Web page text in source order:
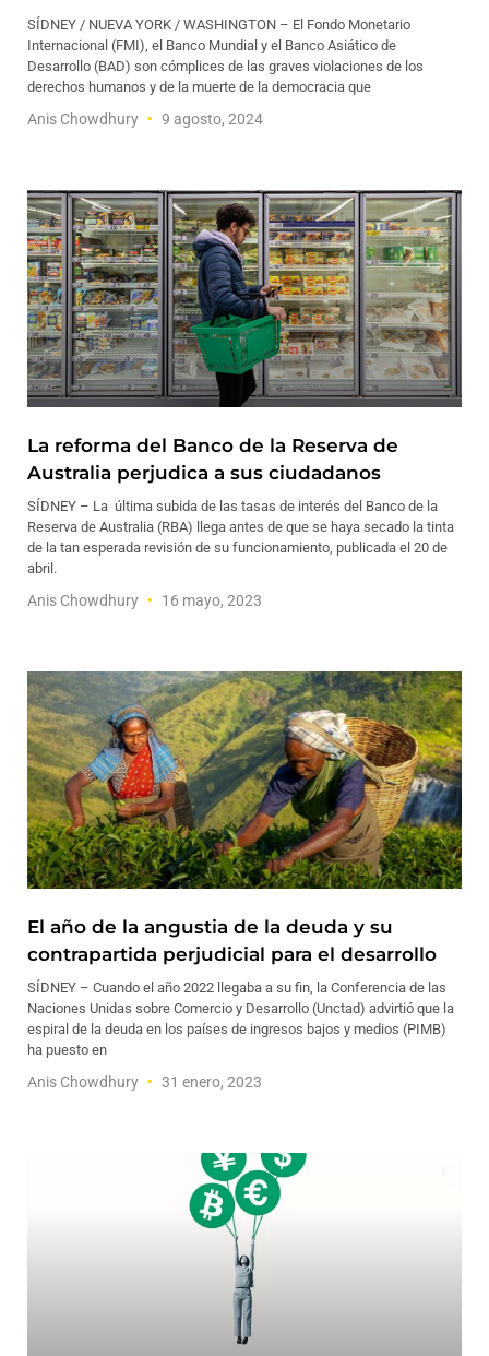
SÍDNEY / NUEVA YORK / WASHINGTON – El Fondo Monetario
Internacional (FMI), el Banco Mundial y el Banco Asiático de
Desarrollo (BAD) son cómplices de las graves violaciones de los
derechos humanos y de la muerte de la democracia que
Anis Chowdhury 9 agosto, 2024
La reforma del Banco de la Reserva de
Australia perjudica a sus ciudadanos
SÍDNEY – La última subida de las tasas de interés del Banco de la
Reserva de Australia (RBA) llega antes de que se haya secado la tinta
de la tan esperada revisión de su funcionamiento, publicada el 20 de
abril.
Anis Chowdhury 16 mayo, 2023
El año de la angustia de la deuda y su
contrapartida perjudicial para el desarrollo
SÍDNEY – Cuando el año 2022 llegaba a su fin, la Conferencia de las
Naciones Unidas sobre Comercio y Desarrollo (Unctad) advirtió que la
espiral de la deuda en los países de ingresos bajos y medios (PIMB)
ha puesto en
Anis Chowdhury 31 enero, 2023